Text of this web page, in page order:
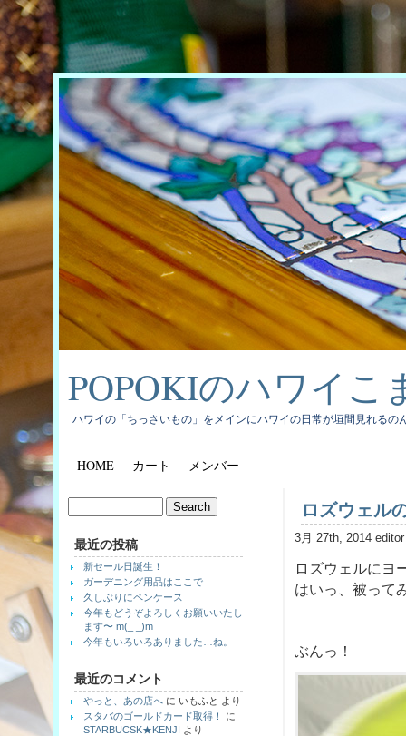
POPOKIのハワイこ
ハワイの「ちっさいもの」をメインにハワイの日常が垣間見れるの
HOME カート メンバー
ロズウェル
3月 27th, 2014 editor
ロズウェルにヨ
はいっ、被って
ぶんっ！
最近の投稿
新セール日誕生！
ガーデニング用品はここで
久しぶりにペンケース
今年もどうぞよろしくお願いいたし
ます〜 m(_ _)m
今年もいろいろありました…ね。
最近のコメント
やっと、あの店へ に いもふと より
スタバのゴールドカード取得！
に
STARBUCSK★KENJI より